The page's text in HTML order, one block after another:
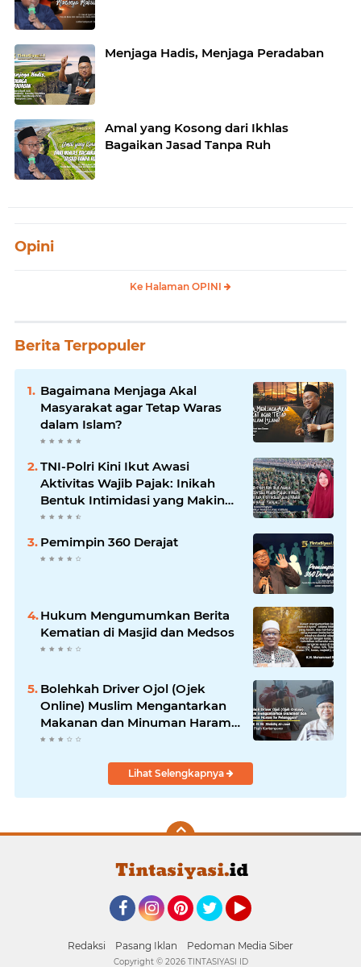
Menjaga Hadis, Menjaga Peradaban
Amal yang Kosong dari Ikhlas
Bagaikan Jasad Tanpa Ruh
Opini
Ke Halaman OPINI
Berita Terpopuler
Bagaimana Menjaga Akal
Masyarakat agar Tetap Waras
dalam Islam?
TNI-Polri Kini Ikut Awasi
Aktivitas Wajib Pajak: Inikah
Bentuk Intimidasi yang Makin
Menekan Rakyat?
Pemimpin 360 Derajat
Hukum Mengumumkan Berita
Kematian di Masjid dan Medsos
Bolehkah Driver Ojol (Ojek
Online) Muslim Mengantarkan
Makanan dan Minuman Haram
ke Pelanggan?
Lihat Selengkapnya
Redaksi Pasang Iklan Pedoman Media Siber
Copyright © 2026 TINTASIYASI ID